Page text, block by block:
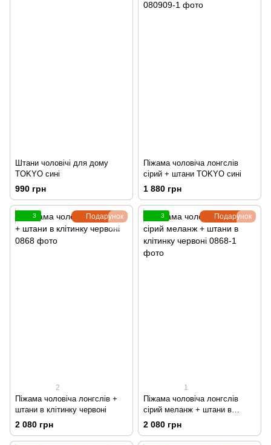
Штани чоловічі для дому
TOKYO сині
990 грн
Піжама чоловіча лонгслів
сірий + штани TOKYO сині
1 880 грн
Подарунок
3
2
Піжама чоловіча лонгслів +
штани в клітинку червоні
2 080 грн
Подарунок
3
1
Піжама чоловіча лонгслів
сірий меланж + штани в
клітинку червоні
2 080 грн